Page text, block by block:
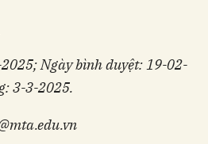
Ngày bình duyệt: 19-02-
3-3-2025.